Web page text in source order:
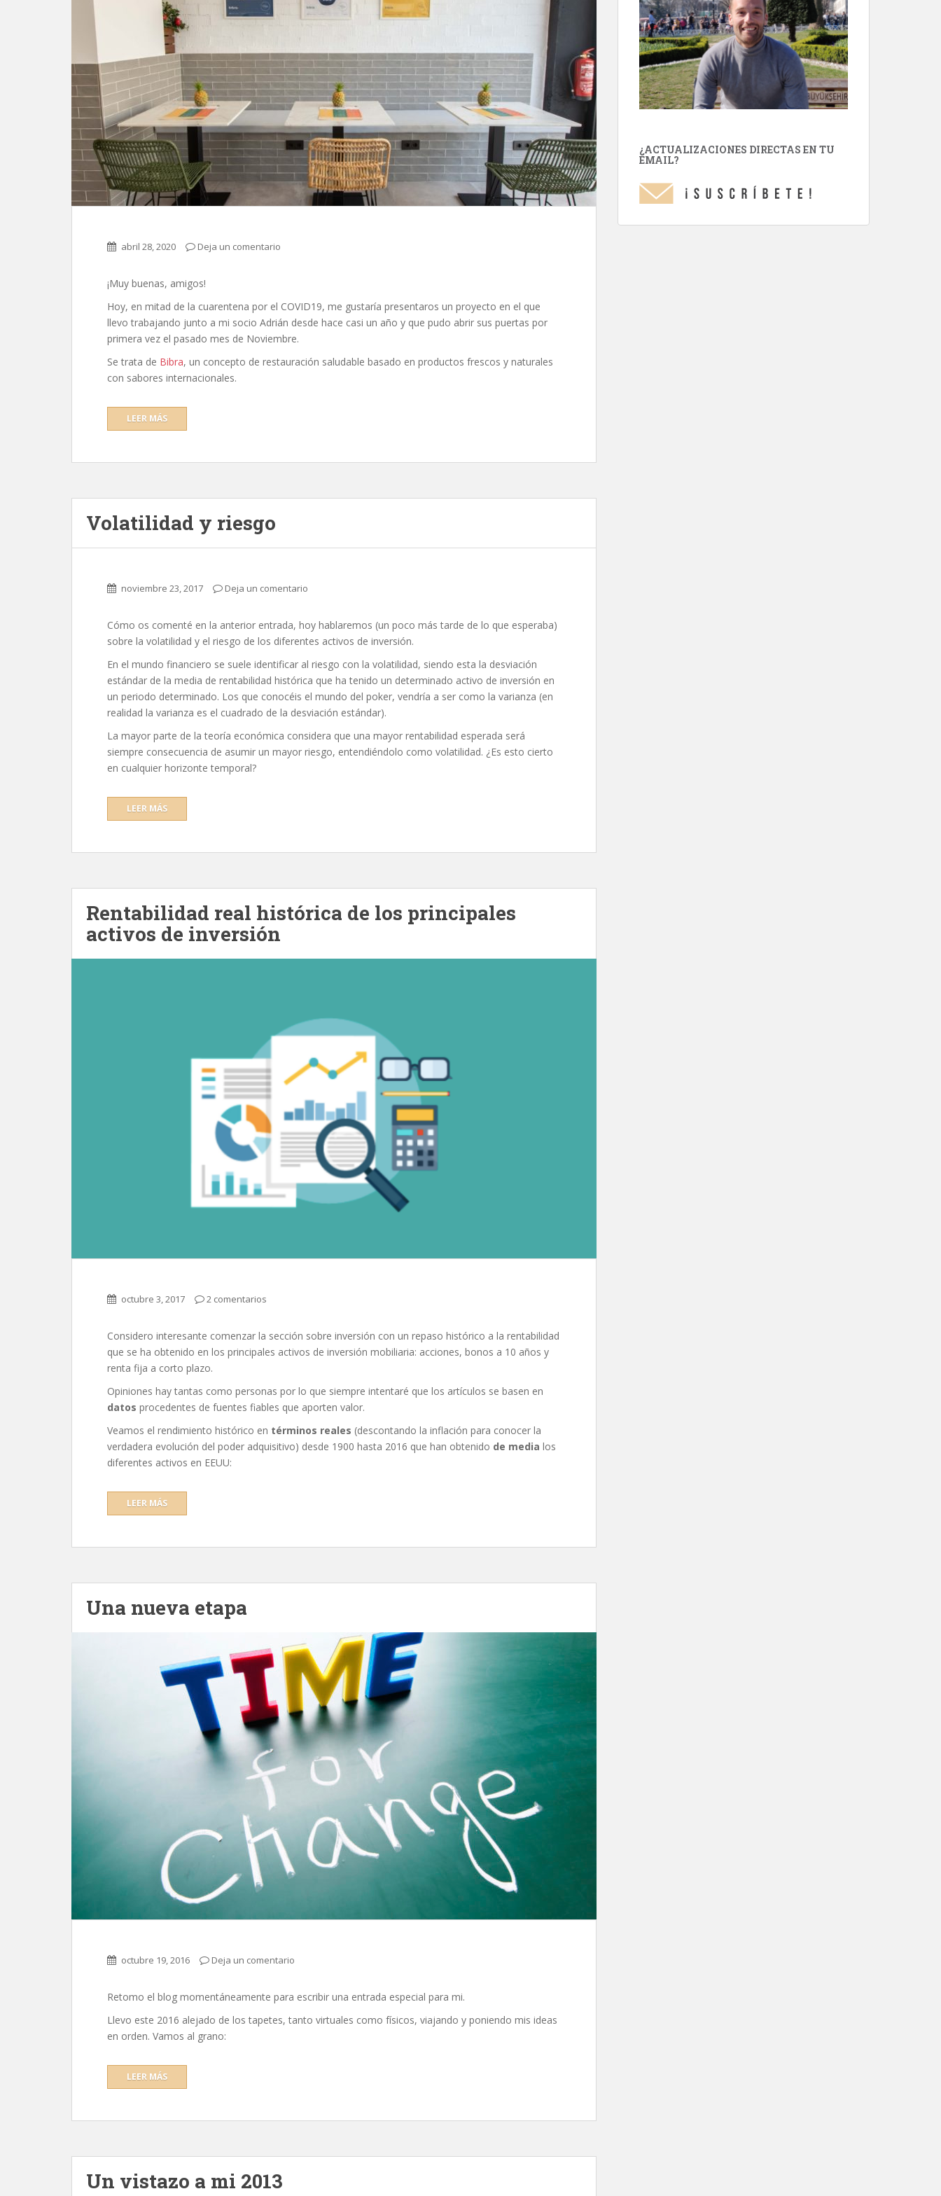
abril 28, 2020 Deja un comentario
¡Muy buenas, amigos!
Hoy, en mitad de la cuarentena por el COVID19, me gustaría presentaros un proyecto en el que
llevo trabajando junto a mi socio Adrián desde hace casi un año y que pudo abrir sus puertas por
primera vez el pasado mes de Noviembre.
Se trata de Bibra, un concepto de restauración saludable basado en productos frescos y naturales
con sabores internacionales.
LEER MÁS
Volatilidad y riesgo
noviembre 23, 2017 Deja un comentario
Cómo os comenté en la anterior entrada, hoy hablaremos (un poco más tarde de lo que esperaba)
sobre la volatilidad y el riesgo de los diferentes activos de inversión.
En el mundo financiero se suele identificar al riesgo con la volatilidad, siendo esta la desviación
estándar de la media de rentabilidad histórica que ha tenido un determinado activo de inversión en
un periodo determinado. Los que conocéis el mundo del poker, vendría a ser como la varianza (en
realidad la varianza es el cuadrado de la desviación estándar).
La mayor parte de la teoría económica considera que una mayor rentabilidad esperada será
siempre consecuencia de asumir un mayor riesgo, entendiéndolo como volatilidad. ¿Es esto cierto
en cualquier horizonte temporal?
LEER MÁS
Rentabilidad real histórica de los principales
activos de inversión
octubre 3, 2017 2 comentarios
Considero interesante comenzar la sección sobre inversión con un repaso histórico a la rentabilidad
que se ha obtenido en los principales activos de inversión mobiliaria: acciones, bonos a 10 años y
renta fija a corto plazo.
Opiniones hay tantas como personas por lo que siempre intentaré que los artículos se basen en
datos procedentes de fuentes fiables que aporten valor.
Veamos el rendimiento histórico en términos reales (descontando la inflación para conocer la
verdadera evolución del poder adquisitivo) desde 1900 hasta 2016 que han obtenido de media los
diferentes activos en EEUU:
LEER MÁS
Una nueva etapa
octubre 19, 2016 Deja un comentario
Retomo el blog momentáneamente para escribir una entrada especial para mi.
Llevo este 2016 alejado de los tapetes, tanto virtuales como físicos, viajando y poniendo mis ideas
en orden. Vamos al grano:
LEER MÁS
Un vistazo a mi 2013
¿ACTUALIZACIONES DIRECTAS EN TU
EMAIL?